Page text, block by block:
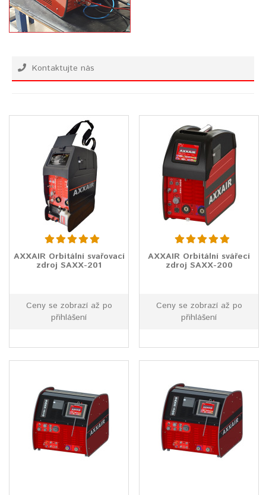
Kontaktujte nás
AXXAIR Orbitální svařovací
zdroj SAXX-201
Ceny se zobrazí až po
přihlášení
AXXAIR Orbitální svářecí
zdroj SAXX-200
Ceny se zobrazí až po
přihlášení